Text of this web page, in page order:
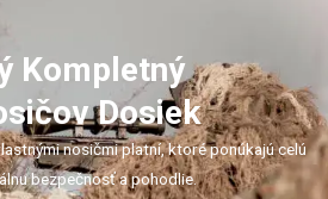
Kompletný
Dosiek
nosičmi platní, ktoré ponúkajú celú
bezpečnosť a pohodlie.